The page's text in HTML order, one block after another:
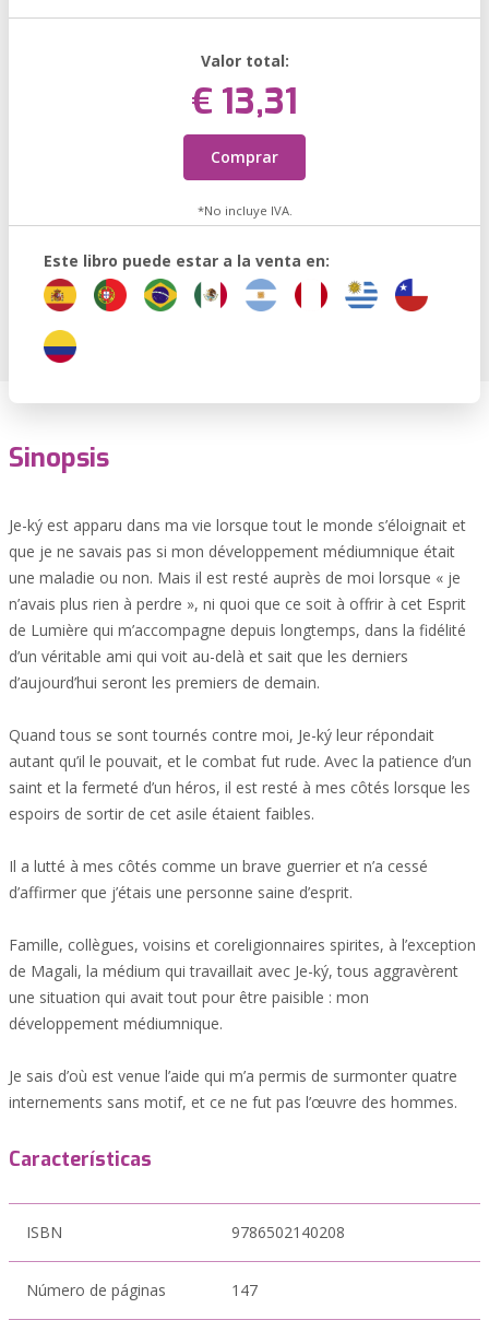
Valor total:
€ 13,31
Comprar
*No incluye IVA.
Este libro puede estar a la venta en:
Sinopsis
Je-ký est apparu dans ma vie lorsque tout le monde s’éloignait et
que je ne savais pas si mon développement médiumnique était
une maladie ou non. Mais il est resté auprès de moi lorsque « je
n’avais plus rien à perdre », ni quoi que ce soit à offrir à cet Esprit
de Lumière qui m’accompagne depuis longtemps, dans la fidélité
d’un véritable ami qui voit au-delà et sait que les derniers
d’aujourd’hui seront les premiers de demain.
Quand tous se sont tournés contre moi, Je-ký leur répondait
autant qu’il le pouvait, et le combat fut rude. Avec la patience d’un
saint et la fermeté d’un héros, il est resté à mes côtés lorsque les
espoirs de sortir de cet asile étaient faibles.
Il a lutté à mes côtés comme un brave guerrier et n’a cessé
d’affirmer que j’étais une personne saine d’esprit.
Famille, collègues, voisins et coreligionnaires spirites, à l’exception
de Magali, la médium qui travaillait avec Je-ký, tous aggravèrent
une situation qui avait tout pour être paisible : mon
développement médiumnique.
Je sais d’où est venue l’aide qui m’a permis de surmonter quatre
internements sans motif, et ce ne fut pas l’œuvre des hommes.
Características
ISBN 9786502140208
Número de páginas 147